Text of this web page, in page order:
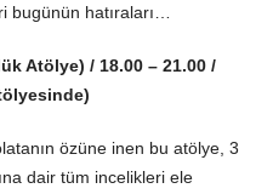
hatıraları…
Atölye) / 18.00 – 21.00 /
özüne inen bu atölye, 3
dair tüm incelikleri ele